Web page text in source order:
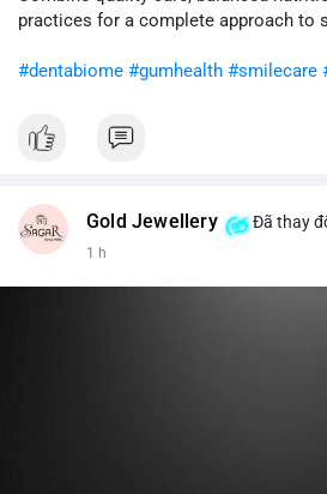
cân nhắc giảm tỷ trọng đòn bẩy và
practices for a complete approach to
#dentabiome #gumhealth #smilecare
Gold Jewellery Đã thay
1 h